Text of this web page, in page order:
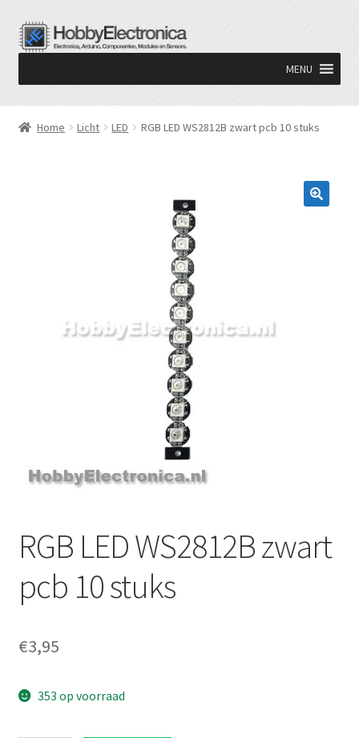
Ga
door
navigatie
Ga
naar
inhoud
MENU
Home Licht LED RGB LED WS2812B zwart pcb 10 stuks
RGB LED WS2812B zwart
pcb 10 stuks
€3,95
353 op voorraad